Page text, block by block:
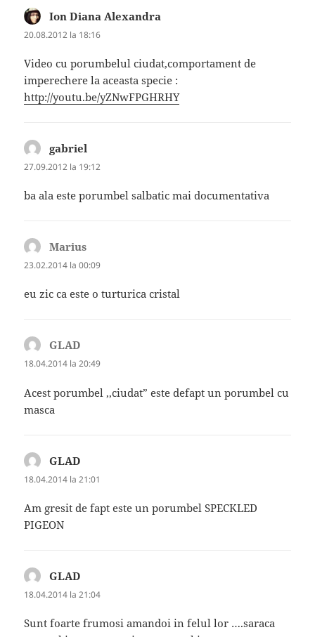
Ion Diana Alexandra
20.08.2012 la 18:16
Video cu porumbelul ciudat,comportament de
imperechere la aceasta specie :
http://youtu.be/yZNwFPGHRHY
gabriel
27.09.2012 la 19:12
ba ala este porumbel salbatic mai documentativa
Marius
23.02.2014 la 00:09
eu zic ca este o turturica cristal
GLAD
18.04.2014 la 20:49
Acest porumbel ,,ciudat” este defapt un porumbel cu
masca
GLAD
18.04.2014 la 21:01
Am gresit de fapt este un porumbel SPECKLED
PIGEON
GLAD
18.04.2014 la 21:04
Sunt foarte frumosi amandoi in felul lor ….saraca